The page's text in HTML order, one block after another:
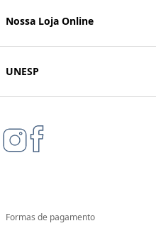
Nossa Loja Online
UNESP
Formas de pagamento